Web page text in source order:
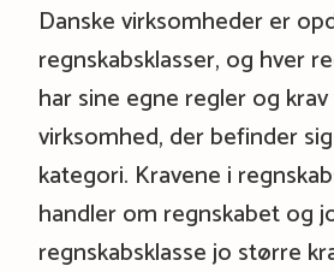
Danske virksomheder er
regnskabsklasser, og hver
har sine egne regler og
virksomhed, der befinder
kategori. Kravene i
handler om regnskabet og
regnskabsklasse jo større